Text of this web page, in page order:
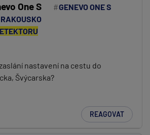
One S
GENEVO ONE S
nastavení na cestu do
Švýcarska?
REAGOVAT